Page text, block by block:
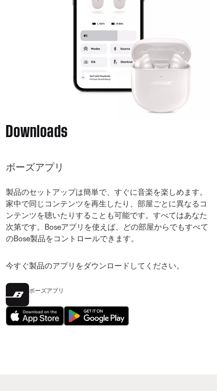
Downloads
ボーズアプリ
製品のセットアップは簡単で、すぐに音楽を楽しめます。
家中で同じコンテンツを再生したり、部屋ごとに異なるコ
ンテンツを聴いたりすることも可能です。すべてはあなた
次第です。Boseアプリを使えば、どの部屋からでもすべて
のBose製品をコントロールできます。
今すぐ製品のアプリをダウンロードしてください。
ボーズアプリ